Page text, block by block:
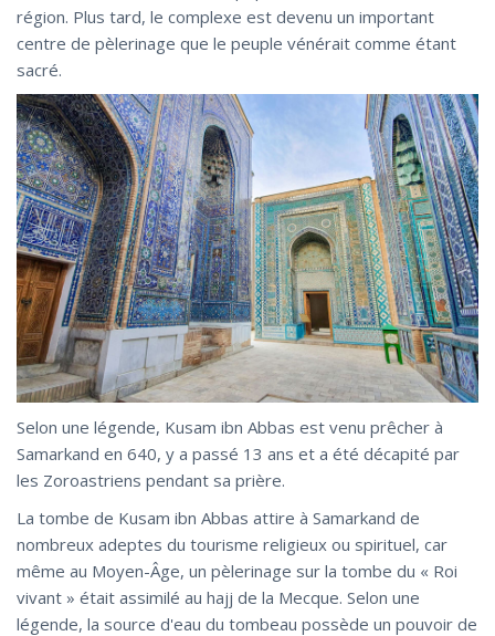
région. Plus tard, le complexe est devenu un important
centre de pèlerinage que le peuple vénérait comme étant
sacré.
Selon une légende, Kusam ibn Abbas est venu prêcher à
Samarkand en 640, y a passé 13 ans et a été décapité par
les Zoroastriens pendant sa prière.
La tombe de Kusam ibn Abbas attire à Samarkand de
nombreux adeptes du tourisme religieux ou spirituel, car
même au Moyen-Âge, un pèlerinage sur la tombe du « Roi
vivant » était assimilé au hajj de la Mecque. Selon une
légende, la source d'eau du tombeau possède un pouvoir de